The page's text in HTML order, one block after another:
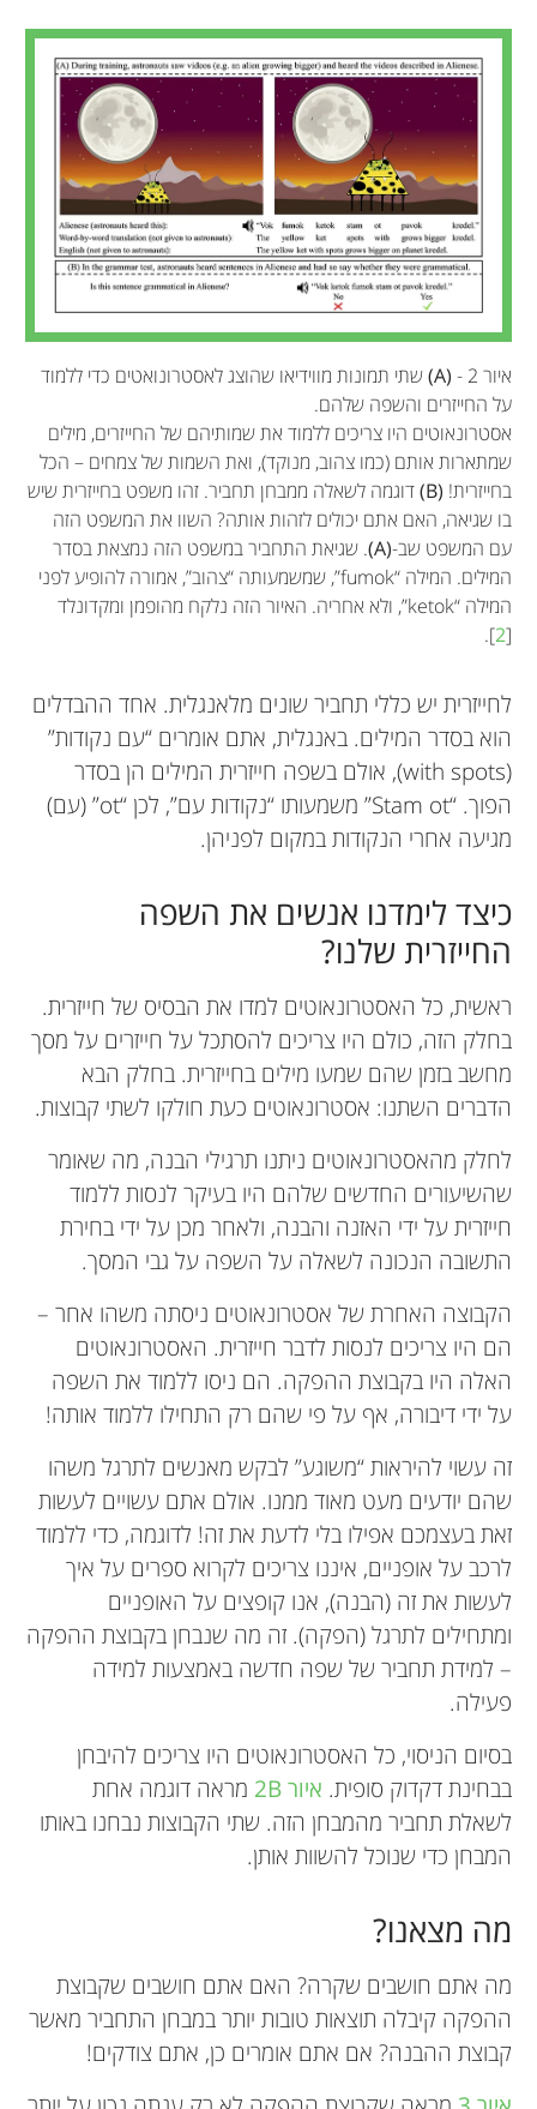
Charles E. Rojas
גיל: 8–14
סוקרי Explora הצעירים הם קבוצה של מדענים
איור 2 - (A)
שתי תמונות מווידיאו שהוצג לאסטרונואטים כדי ללמוד
על החייזרים והשפה שלהם.
אסטרונאוטים היו צריכים ללמוד את שמותיהם של החייזרים, מילים
שמתארות אותם (כמו צהוב, מנוקד), ואת השמות של צמחים – הכל
בחייזרית! (B)
דוגמה לשאלה ממבחן תחביר. זהו משפט בחייזרית שיש
בו שגיאה, האם אתם יכולים לזהות אותה? השוו את המשפט הזה
עם המשפט שב-(A)
. שגיאת התחביר במשפט הזה נמצאת בסדר
המילים. המילה “fumok”, שמשמעותה “צהוב”, אמורה להופיע לפני
המילה “ketok”, ולא אחריה. האיור הזה נלקח מהופמן ומקדונלד
[
2
].
לחייזרית יש כללי תחביר שונים מלאנגלית. אחד ההבדלים
הוא בסדר המילים. באנגלית, אתם אומרים “עם נקודות”
(with spots), אולם בשפה חייזרית המילים הן בסדר
הפוך. “Stam ot” משמעותו “נקודות עם”, לכן “ot” (עם)
מגיעה אחרי הנקודות במקום לפניהן.
כיצד לימדנו אנשים את השפה
החייזרית שלנו?
ראשית, כל האסטרונאוטים למדו את הבסיס של חייזרית.
בחלק הזה, כולם היו צריכים להסתכל על חייזרים על מסך
מחשב בזמן שהם שמעו מילים בחייזרית. בחלק הבא
הדברים השתנו: אסטרונאוטים כעת חולקו לשתי קבוצות.
לחלק מהאסטרונאוטים ניתנו תרגילי הבנה, מה שאומר
שהשיעורים החדשים שלהם היו בעיקר לנסות ללמוד
חייזרית על ידי האזנה והבנה, ולאחר מכן על ידי בחירת
התשובה הנכונה לשאלה על השפה על גבי המסך.
הקבוצה האחרת של אסטרונאוטים ניסתה משהו אחר –
הם היו צריכים לנסות לדבר חייזרית. האסטרונאוטים
האלה היו בקבוצת ההפקה. הם ניסו ללמוד את השפה
על ידי דיבורה, אף על פי שהם רק התחילו ללמוד אותה!
זה עשוי להיראות “משוגע” לבקש מאנשים לתרגל משהו
שהם יודעים מעט מאוד ממנו. אולם אתם עשויים לעשות
זאת בעצמכם אפילו בלי לדעת את זה! לדוגמה, כדי ללמוד
לרכב על אופניים, איננו צריכים לקרוא ספרים על איך
לעשות את זה (הבנה), אנו קופצים על האופניים
ומתחילים לתרגל (הפקה). זה מה שנבחן בקבוצת ההפקה
– למידת תחביר של שפה חדשה באמצעות למידה
פעילה.
בסיום הניסוי, כל האסטרונאוטים היו צריכים להיבחן
בבחינת דקדוק סופית. איור 2B
מראה דוגמה אחת
לשאלת תחביר מהמבחן הזה. שתי הקבוצות נבחנו באותו
המבחן כדי שנוכל להשוות אותן.
מה מצאנו?
מה אתם חושבים שקרה? האם אתם חושבים שקבוצת
ההפקה קיבלה תוצאות טובות יותר במבחן התחביר מאשר
קבוצת ההבנה? אם אתם אומרים כן, אתם צודקים!